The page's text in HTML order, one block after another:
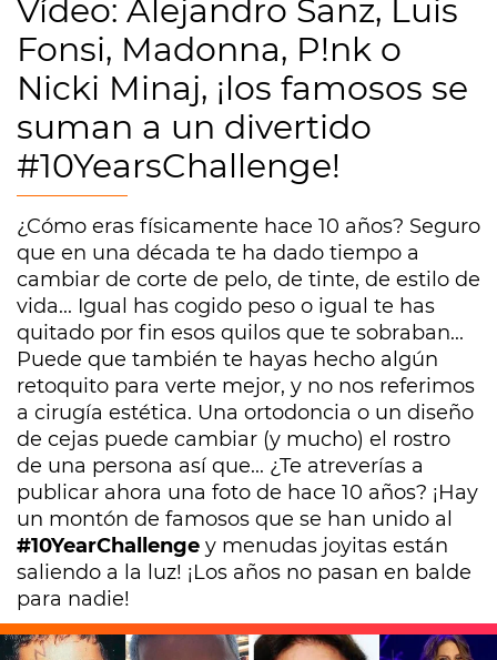
Vídeo: Alejandro Sanz, Luis
Fonsi, Madonna, P!nk o
Nicki Minaj, ¡los famosos se
suman a un divertido
#10YearsChallenge!
¿Cómo eras físicamente hace 10 años? Seguro
que en una década te ha dado tiempo a
cambiar de corte de pelo, de tinte, de estilo de
vida... Igual has cogido peso o igual te has
quitado por fin esos quilos que te sobraban...
Puede que también te hayas hecho algún
retoquito para verte mejor, y no nos referimos
a cirugía estética. Una ortodoncia o un diseño
de cejas puede cambiar (y mucho) el rostro
de una persona así que... ¿Te atreverías a
publicar ahora una foto de hace 10 años? ¡Hay
un montón de famosos que se han unido al
#10YearChallenge y menudas joyitas están
saliendo a la luz! ¡Los años no pasan en balde
para nadie!